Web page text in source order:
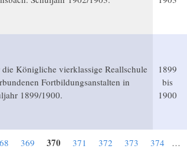
die Königliche vierklassige Reallschule
Fortbildungsanstalten in
1899/1900.
1899
bis
1900
369 370 371 372 373 374 …